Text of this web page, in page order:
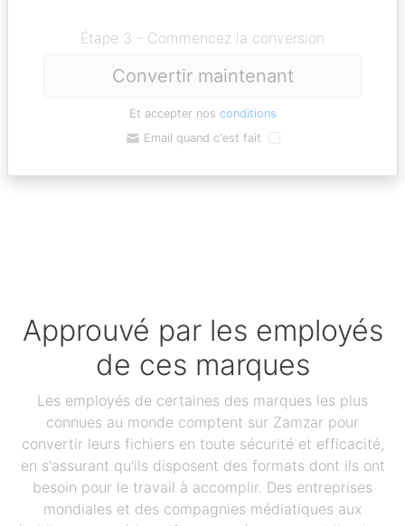
Étape 3 - Commencez la conversion
Convertir maintenant
Et accepter nos conditions
Email quand c'est fait
Approuvé par les employés
de ces marques
Les employés de certaines des marques les plus
connues au monde comptent sur Zamzar pour
convertir leurs fichiers en toute sécurité et efficacité,
en s'assurant qu'ils disposent des formats dont ils ont
besoin pour le travail à accomplir. Des entreprises
mondiales et des compagnies médiatiques aux